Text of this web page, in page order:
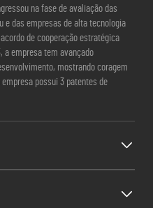
na fase de avaliação das
e das empresas de alta tecnologia
de cooperação estratégica
a empresa tem avançado
mostrando coragem
possui 3 patentes de